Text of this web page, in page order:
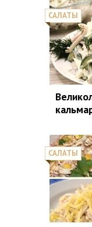
САЛАТЫ
САЛАТЫ